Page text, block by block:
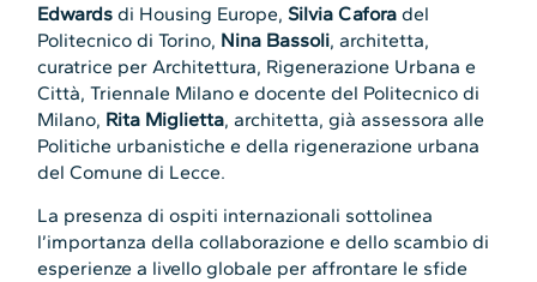
Edwards di Housing Europe, Silvia Cafora del
Politecnico di Torino, Nina Bassoli, architetta,
curatrice per Architettura, Rigenerazione Urbana e
Città, Triennale Milano e docente del Politecnico di
Milano, Rita Miglietta, architetta, già assessora alle
Politiche urbanistiche e della rigenerazione urbana
del Comune di Lecce.
La presenza di ospiti internazionali sottolinea
l’importanza della collaborazione e dello scambio di
esperienze a livello globale per affrontare le sfide